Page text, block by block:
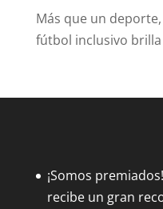
Más que un
fútbol inclusivo brilla
¡Somos
recibe un gran